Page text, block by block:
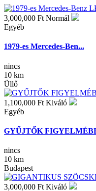
3,000,000 Ft Normál
Egyéb
1979-es Mercedes-Ben...
nincs
10 km
Üllő
1,100,000 Ft Kiváló
Egyéb
GYŰJTŐK
nincs
10 km
Budapest
3,000,000 Ft Kiváló